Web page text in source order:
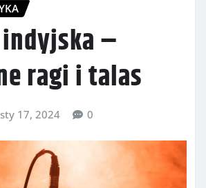
–
ragi i talas
sty 17, 2024 0